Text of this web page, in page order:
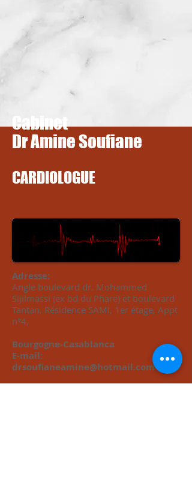
Cabinet
Dr Amine Soufiane
CARDIOLOGUE
Adresse:
Angle boulevard dr. Mohammed
Sijilmassi (ex bd du Phare) et boulevard
Tantan, Résidence SAMI, 1er étage, Appt
n°4,
Bourgogne-Casablanca
E-mail:
drsoufianeamine@hotmail.com